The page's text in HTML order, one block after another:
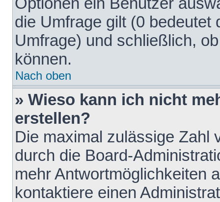
die Umfrage gilt (0 bedeutet
Umfrage) und schließlich,
können.
Nach oben
» Wieso kann ich nicht
erstellen?
Die maximal zulässige Zahl
durch die Board-
mehr Antwortmöglichkeiten
kontaktiere einen